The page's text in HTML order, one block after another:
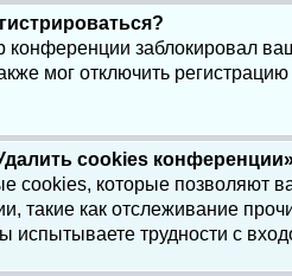
конференции заблокировал
мог отключить
cookies
cookies, которые позволяют
такие как отслеживание
испытываете трудности с